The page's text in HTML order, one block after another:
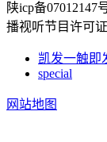
陕icp备
播视听节目许可
凯发一触即
special
网站地图